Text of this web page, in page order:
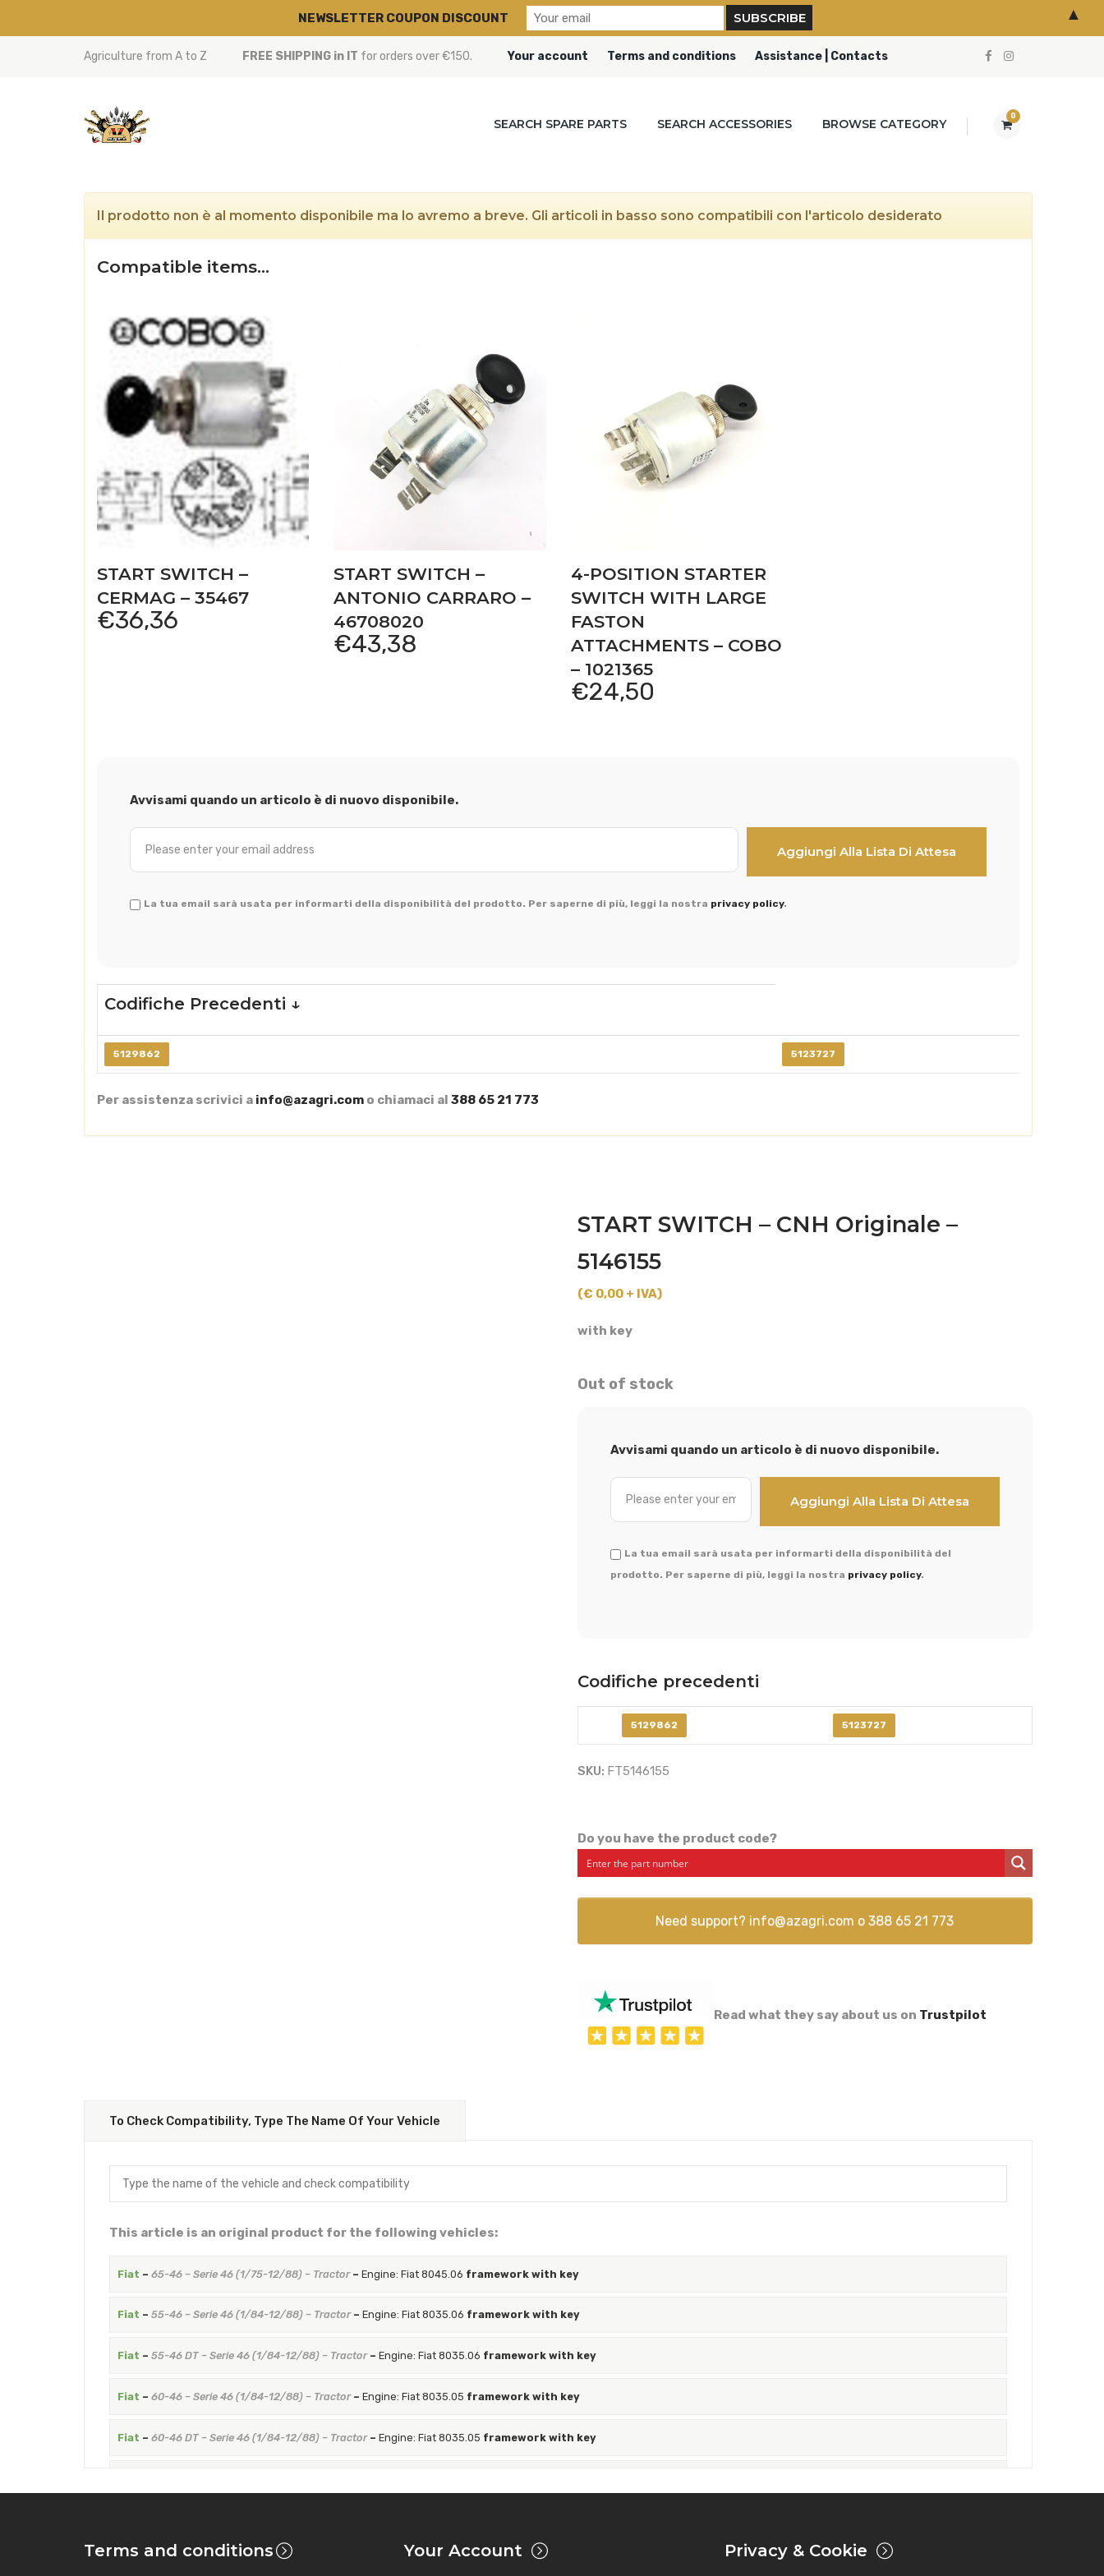
Agriculture from A to Z FREE SHIPPING in IT for orders over €150. Your account Terms and conditions Assistance | Contacts
0
SEARCH SPARE PARTS SEARCH ACCESSORIES BROWSE CATEGORY
Il prodotto non è al momento disponibile ma lo avremo a breve. Gli articoli in basso sono compatibili con l'articolo desiderato
Compatible items…
START SWITCH –
CERMAG – 35467
€36,36
START SWITCH –
ANTONIO CARRARO –
46708020
€43,38
4-POSITION STARTER
SWITCH WITH LARGE
FASTON
ATTACHMENTS – COBO
– 1021365
€24,50
Avvisami quando un articolo è di nuovo disponibile.
La tua email sarà usata per informarti della disponibilità del prodotto. Per saperne di più, leggi la nostra privacy policy.
Codifiche Precedenti ↓
5129862 5123727
Per assistenza scrivici a info@azagri.com o chiamaci al 388 65 21 773
START SWITCH – CNH Originale –
5146155
(€ 0,00 + IVA)
with key
Out of stock
Avvisami quando un articolo è di nuovo disponibile.
La tua email sarà usata per informarti della disponibilità del
prodotto. Per saperne di più, leggi la nostra privacy policy.
Codifiche precedenti
5129862 5123727
SKU: FT5146155
Do you have the product code?
Need support? info@azagri.com o388 65 21 773
Read what they say about us on Trustpilot
To Check Compatibility, Type The Name Of Your Vehicle
This article is an original product for the following vehicles:
Fiat – 65-46 – Serie 46 (1/75-12/88) – Tractor– Engine: Fiat 8045.06 framework with key
Fiat – 55-46 – Serie 46 (1/84-12/88) – Tractor– Engine: Fiat 8035.06 framework with key
Fiat – 55-46 DT – Serie 46 (1/84-12/88) – Tractor– Engine: Fiat 8035.06 framework with key
Fiat – 60-46 – Serie 46 (1/84-12/88) – Tractor– Engine: Fiat 8035.05 framework with key
Fiat – 60-46 DT – Serie 46 (1/84-12/88) – Tractor– Engine: Fiat 8035.05 framework with key
Fiat –55-56 DT – Serie 56 (1/80-12/88) – Tractor Engine: Fiat 8035.06 framework with key
Terms and conditions Your Account Privacy & Cookie
NEWSLETTER COUPON DISCOUNT ▲